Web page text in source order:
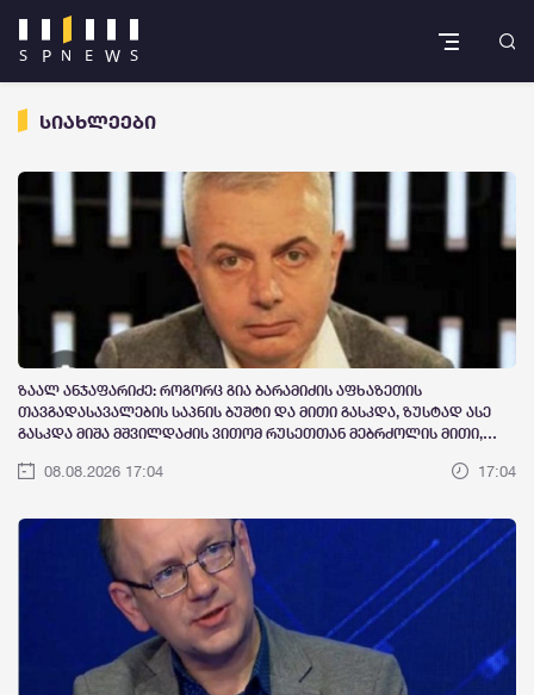
სიახლეები
ზაალ ანჯაფარიძე: როგორც გია ბარამიძის აფხაზეთის
თავგადასავალების საპნის ბუშტი და მითი გასკდა, ზუსტად ასე
გასკდა მიშა მშვილდაძის ვითომ რუსეთთან მებრძოლის მითი,
მითების და ბუშტების გასკდომის სერიას
08.08.2026 17:04 17:04